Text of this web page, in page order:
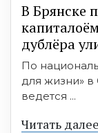
В Брянске
дублёра
По
для жизни»
ведется ...
Читать далее